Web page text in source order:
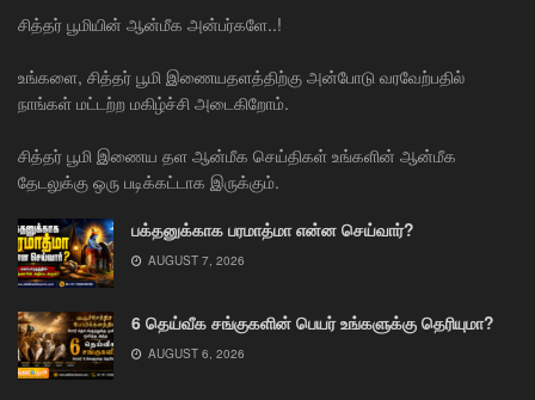
சித்தர் பூமியின் ஆன்மீக அன்பர்களே..!
உங்களை, சித்தர் பூமி இணையதளத்திற்கு அன்போடு வரவேற்பதில்
நாங்கள் மட்டற்ற மகிழ்ச்சி அடைகிறோம்.
சித்தர் பூமி இணைய தள ஆன்மீக செய்திகள் உங்களின் ஆன்மீக
தேடலுக்கு ஒரு படிக்கட்டாக இருக்கும்.
பக்தனுக்காக பரமாத்மா என்ன செய்வார்?
AUGUST 7, 2026
6 தெய்வீக சங்குகளின் பெயர் உங்களுக்கு தெரியுமா?
AUGUST 6, 2026